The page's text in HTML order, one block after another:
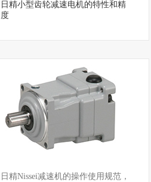
日精小型齿轮减速电机的特性和精
度
日精Nissei减速机的操作使用规范，